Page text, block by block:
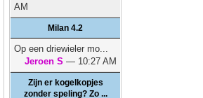
AM
Milan 4.2
Op een driewieler mo...
Jeroen S — 10:27 AM
Zijn er kogelkopjes
zonder speling? Zo ...